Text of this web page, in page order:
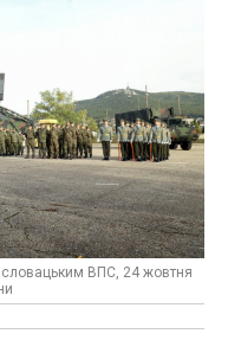
словацьким ВПС, 24 жовтня